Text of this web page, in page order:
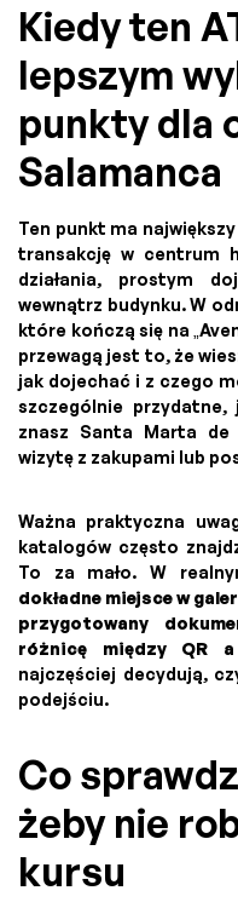
Kiedy ten
lepszym
punkty dla
Salamanca
Ten punkt ma
transakcję w centrum
działania, prostym
wewnątrz budynku. W
które kończą się na
przewagą jest to, że
jak dojechać i z czego
szczególnie
znasz Santa Marta de
wizytę z zakupami lub
Ważna praktyczna
katalogów często
To za mało. W
dokładne miejsce w
przygotowany
różnicę między QR
najczęściej decydują,
podejściu.
Co
żeby nie
kursu